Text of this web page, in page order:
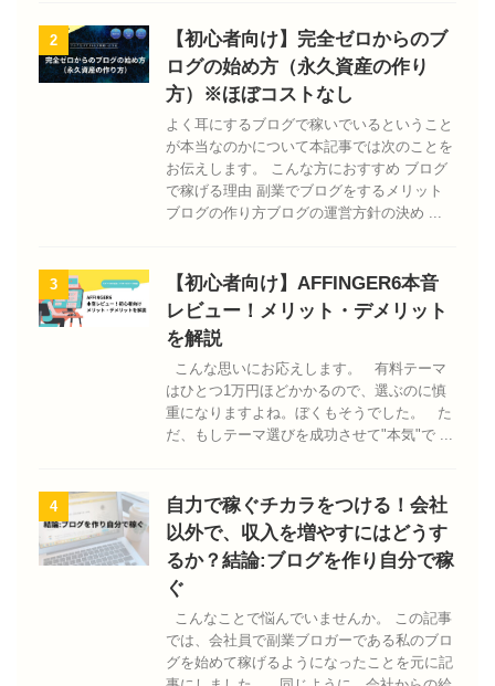
2
【初心者向け】完全ゼロからのブ
ログの始め方（永久資産の作り
方）※ほぼコストなし
よく耳にするブログで稼いでいるということ
が本当なのかについて本記事では次のことを
お伝えします。 こんな方におすすめ ブログ
で稼げる理由 副業でブログをするメリット
ブログの作り方ブログの運営方針の決め ...
3
【初心者向け】AFFINGER6本音
レビュー！メリット・デメリット
を解説
こんな思いにお応えします。 有料テーマ
はひとつ1万円ほどかかるので、選ぶのに慎
重になりますよね。ぼくもそうでした。 た
だ、もしテーマ選びを成功させて"本気"で ...
4
自力で稼ぐチカラをつける！会社
以外で、収入を増やすにはどうす
るか？結論:ブログを作り自分で稼
ぐ
こんなことで悩んでいませんか。 この記事
では、会社員で副業ブロガーである私のブロ
グを始めて稼げるようになったことを元に記